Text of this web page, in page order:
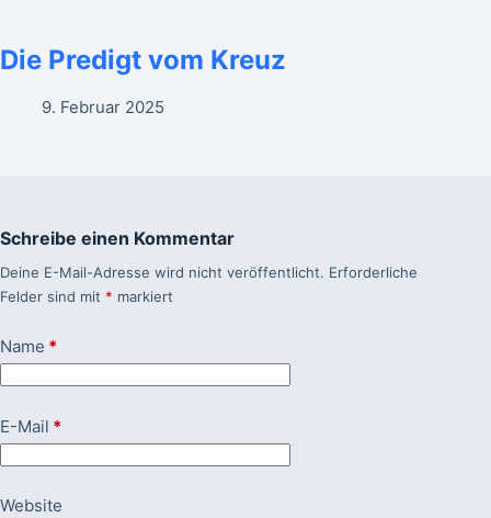
Die Predigt vom Kreuz
9. Februar 2025
Schreibe einen Kommentar
Deine E-Mail-Adresse wird nicht veröffentlicht. Erforderliche
Felder sind mit * markiert
Name *
E-Mail *
Website